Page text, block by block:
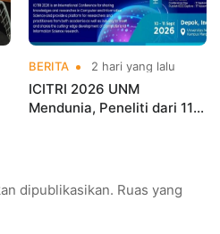
BERITA 2 hari yang lalu
ICITRI 2026 UNM
Mendunia, Peneliti dari 11
dipublikasikan. Ruas yang